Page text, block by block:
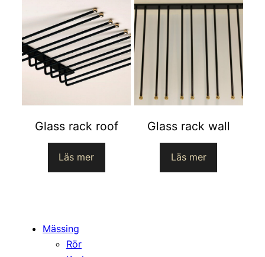
Glass rack roof
Läs mer
Glass rack wall
Läs mer
Mässing
Rör